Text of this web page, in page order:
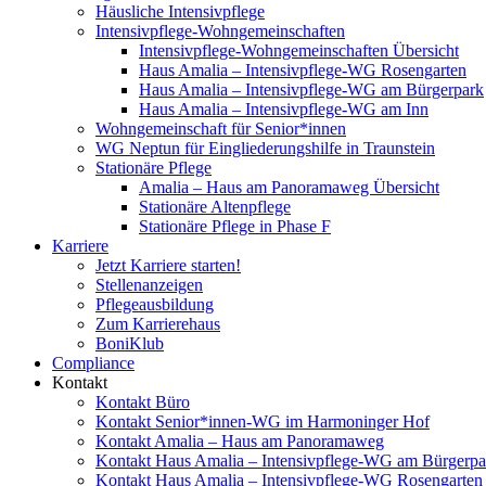
Häusliche Intensivpflege
Intensivpflege-Wohngemeinschaften
Intensivpflege-Wohngemeinschaften Übersicht
Haus Amalia – Intensivpflege-WG Rosengarten
Haus Amalia – Intensivpflege-WG am Bürgerpark
Haus Amalia – Intensivpflege-WG am Inn
Wohngemeinschaft für Senior*innen
WG Neptun für Eingliederungshilfe in Traunstein
Stationäre Pflege
Amalia – Haus am Panoramaweg Übersicht
Stationäre Altenpflege
Stationäre Pflege in Phase F
Karriere
Jetzt Karriere starten!
Stellenanzeigen
Pflegeausbildung
Zum Karrierehaus
BoniKlub
Compliance
Kontakt
Kontakt Büro
Kontakt Senior*innen-WG im Harmoninger Hof
Kontakt Amalia – Haus am Panoramaweg
Kontakt Haus Amalia – Intensivpflege-WG am
Kontakt Haus Amalia – Intensivpflege-WG Rosengarten